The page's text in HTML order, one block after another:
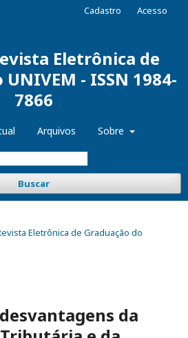
Eletrônica de
- ISSN 1984-
7866
Arquivos Sobre
Buscar
Cadastro Acesso
Eletrônica de Graduação do
da